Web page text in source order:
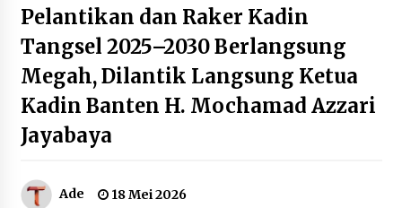
Kemenkum Malut Semarakkan Hari
Pengayoman dan HUT RI ke-81
melalui Pertandingan Gawang Mini
Dangdut
10 Agustus 2026
Pelayanan Publik
Pelantikan dan Raker Kadin
Tangsel 2025–2030 Berlangsung
Megah, Dilantik Langsung Ketua
Kadin Banten H. Mochamad Azzari
Jayabaya
Ade 18 Mei 2026